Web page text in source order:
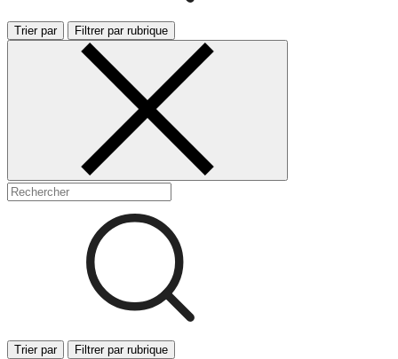
Trier par Filtrer par rubrique
Trier par Filtrer par rubrique